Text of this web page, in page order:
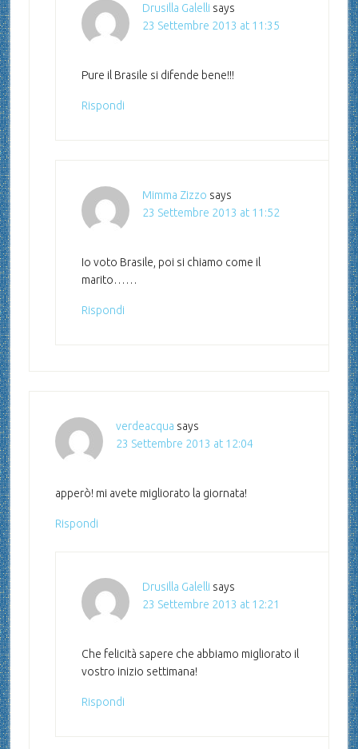
Drusilla Galelli says
23 Settembre 2013 at 11:35
Pure il Brasile si difende bene!!!
Rispondi
Mimma Zizzo says
23 Settembre 2013 at 11:52
Io voto Brasile, poi si chiamo come il
marito……
Rispondi
verdeacqua says
23 Settembre 2013 at 12:04
apperò! mi avete migliorato la giornata!
Rispondi
Drusilla Galelli says
23 Settembre 2013 at 12:21
Che felicità sapere che abbiamo migliorato il
vostro inizio settimana!
Rispondi